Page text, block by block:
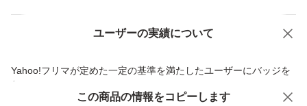
ユーザーの実績について
Yahoo!フリマが定めた一定の基準を満たしたユーザーにバッジを
付与しています
価格の相談 商品への質問
この商品の情報をコピーします
この商品をみている人にオススメ